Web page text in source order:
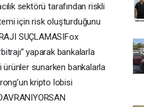
sektörü tarafından riskli
için risk oluşturduğunu
SUÇLAMASIFox
yaparak bankalarla
ürünler sunarken bankalarla
kripto lobisi